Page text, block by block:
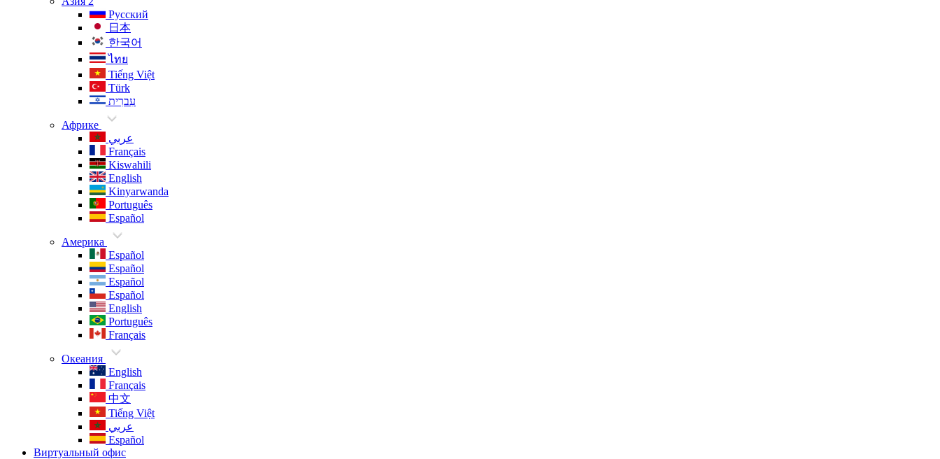
Русский
日本
한국어
ไทย
Tiếng Việt
Türk
עִברִית
Африке
عربي
Français
Kiswahili
English
Kinyarwanda
Português
Español
Америка
Español
Español
Español
Español
English
Português
Français
Океания
English
Français
中文
Tiếng Việt
عربي
Español
Виртуальный офис